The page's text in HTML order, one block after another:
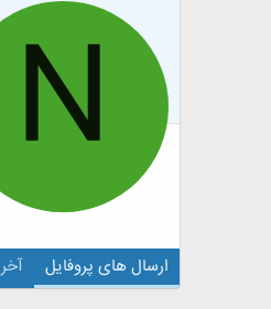
N
ارسال های پروفایل